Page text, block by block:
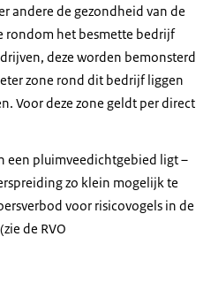
andere de gezondheid van de
rondom het besmette bedrijf
deze worden bemonsterd
zone rond dit bedrijf liggen
Voor deze zone geldt per direct
een pluimveedichtgebied ligt –
zo klein mogelijk te
voor risicovogels in de
de RVO